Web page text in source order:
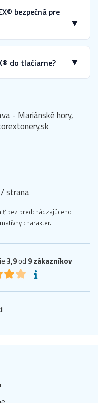
bezpečná pre
▼
do tlačiarne? ▼
- Mariánské hory,
strana
bez predchádzajúceho
charakter.
3,9od 9zákazníkov